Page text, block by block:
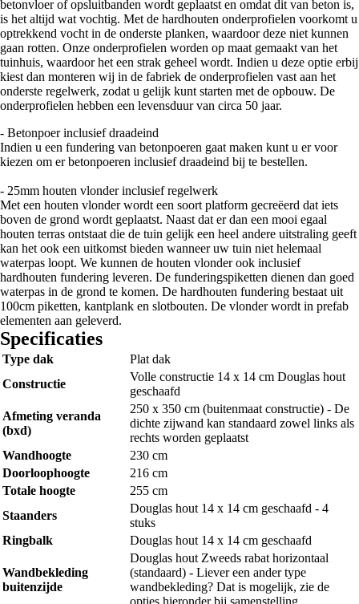
betonvloer of opsluitbanden wordt geplaatst en omdat dit van beton is,
is het altijd wat vochtig. Met de hardhouten onderprofielen voorkomt u
optrekkend vocht in de onderste planken, waardoor deze niet kunnen
gaan rotten. Onze onderprofielen worden op maat gemaakt van het
tuinhuis, waardoor het een strak geheel wordt. Indien u deze optie erbij
kiest dan monteren wij in de fabriek de onderprofielen vast aan het
onderste regelwerk, zodat u gelijk kunt starten met de opbouw. De
onderprofielen hebben een levensduur van circa 50 jaar.
- Betonpoer inclusief draadeind
Indien u een fundering van betonpoeren gaat maken kunt u er voor
kiezen om er betonpoeren inclusief draadeind bij te bestellen.
- 25mm houten vlonder inclusief regelwerk
Met een houten vlonder wordt een soort platform gecreëerd dat iets
boven de grond wordt geplaatst. Naast dat er dan een mooi egaal
houten terras ontstaat die de tuin gelijk een heel andere uitstraling geeft
kan het ook een uitkomst bieden wanneer uw tuin niet helemaal
waterpas loopt. We kunnen de houten vlonder ook inclusief
hardhouten fundering leveren. De funderingspiketten dienen dan goed
waterpas in de grond te komen. De hardhouten fundering bestaat uit
100cm piketten, kantplank en slotbouten. De vlonder wordt in prefab
elementen aan geleverd.
Specificaties
Type dak
Plat dak
Constructie
Volle constructie 14 x 14 cm Douglas hout
geschaafd
Afmeting veranda
(bxd)
250 x 350 cm (buitenmaat constructie) - De
dichte zijwand kan standaard zowel links als
rechts worden geplaatst
Wandhoogte
230 cm
Doorloophoogte
216 cm
Totale hoogte
255 cm
Staanders
Douglas hout 14 x 14 cm geschaafd - 4
stuks
Ringbalk
Douglas hout 14 x 14 cm geschaafd
Wandbekleding
buitenzijde
Douglas hout Zweeds rabat horizontaal
(standaard) - Liever een ander type
wandbekleding? Dat is mogelijk, zie de
opties hieronder bij samenstelling